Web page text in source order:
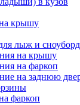
крышу
лыж и
на крышу
на фаркоп
на заднюю
фаркоп